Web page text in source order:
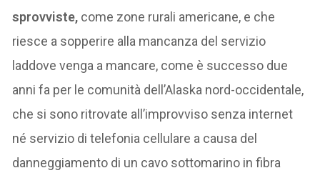
sprovviste, come zone rurali americane, e che
riesce a sopperire alla mancanza del servizio
laddove venga a mancare, come è successo due
anni fa per le comunità dell’Alaska nord-occidentale,
che si sono ritrovate all’improvviso senza internet
né servizio di telefonia cellulare a causa del
danneggiamento di un cavo sottomarino in fibra